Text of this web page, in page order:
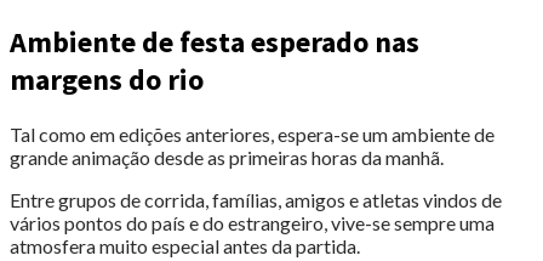
Ambiente de festa esperado nas
margens do rio
Tal como em edições anteriores, espera-se um ambiente de
grande animação desde as primeiras horas da manhã.
Entre grupos de corrida, famílias, amigos e atletas vindos de
vários pontos do país e do estrangeiro, vive-se sempre uma
atmosfera muito especial antes da partida.